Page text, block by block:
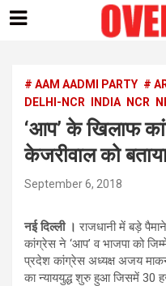
content# AAM AADMI PARTY #
DELHI-NCR
INDIA NCR
‘आप’ के खिलाफ
केजरीवाल को
September 6, 2018
नई दिल्ली ।राजधानी में बड़े
कांग्रेस ने ‘आप’ व भाजपा को
प्रदेश कांग्रेस अध्यक्ष अजय
का न्याययुद्ध शुरु हुआ जिसमें 30